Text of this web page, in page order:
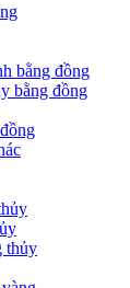
bằng đồng
bằng đồng
thủy